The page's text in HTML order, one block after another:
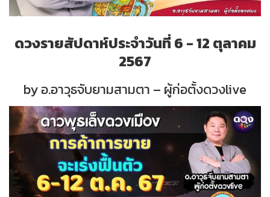
ดวงรายสัปดาห์ประจำวันที่ 6 - 12 ตุลาคม
2567
by อ.อาวุธจับยามสามตา – ผู้ก่อตั้งดวงlive